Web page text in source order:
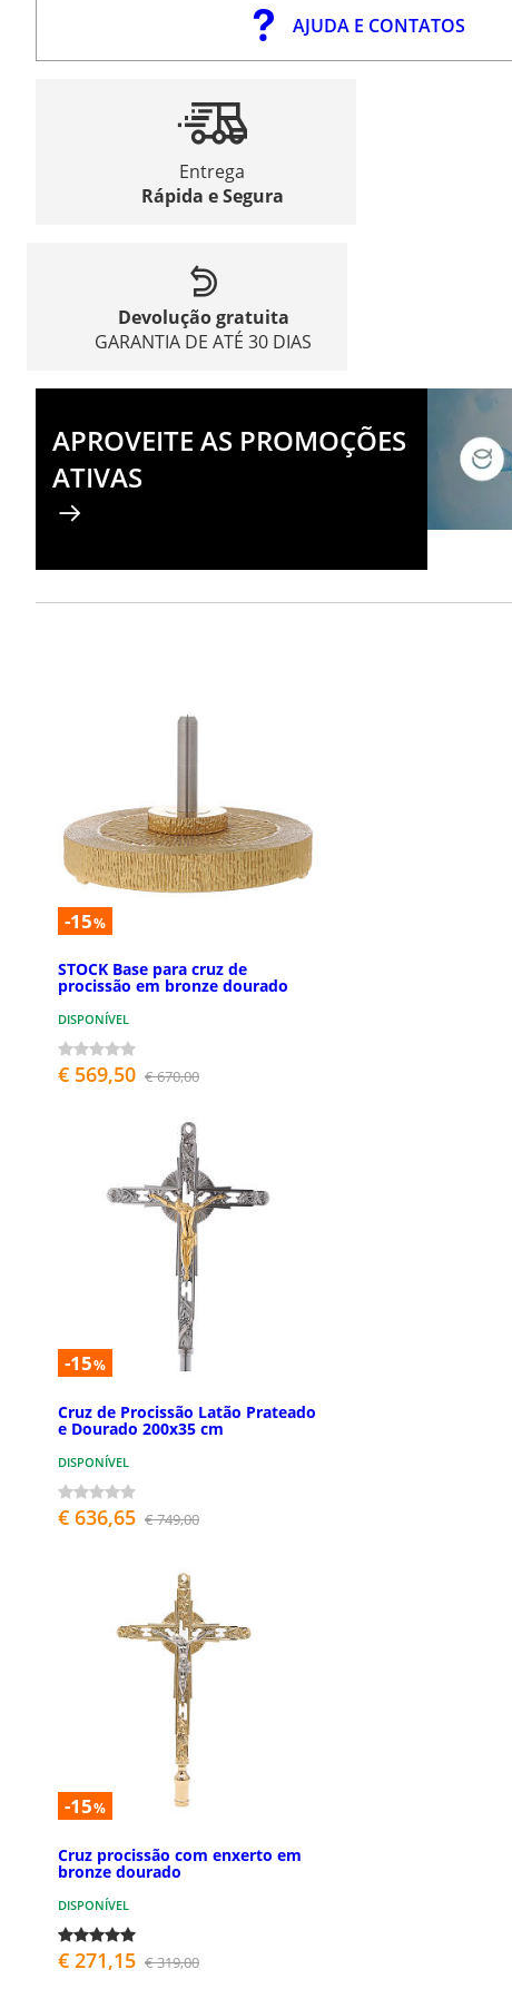
AJUDA E CONTATOS
Entrega
Rápida e Segura
Devolução gratuita
GARANTIA DE ATÉ 30 DIAS
APROVEITE AS PROMOÇÕES
ATIVAS
-15%
STOCK Base para cruz de
procissão em bronze dourado
DISPONÍVEL
€ 569,50 € 670,00
-15%
Cruz de Procissão Latão Prateado
e Dourado 200x35 cm
DISPONÍVEL
€ 636,65 € 749,00
-15%
Cruz procissão com enxerto em
bronze dourado
DISPONÍVEL
€ 271,15 € 319,00